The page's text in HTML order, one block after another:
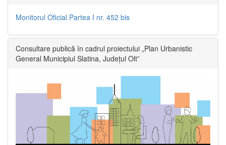
Monitorul Oficial Partea I nr. 452 bis
Consultare publică în cadrul proiectului „Plan Urbanistic
General Municipiul Slatina, Județul Olt”